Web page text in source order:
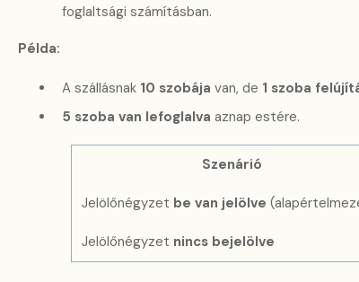
foglaltsági számításban.
Példa:
A szállásnak 10 szobája van, de 1 szoba
5 szoba van lefoglalva aznap estére.
Szenárió
Jelölőnégyzet be van jelölve
Jelölőnégyzet nincs bejelölve